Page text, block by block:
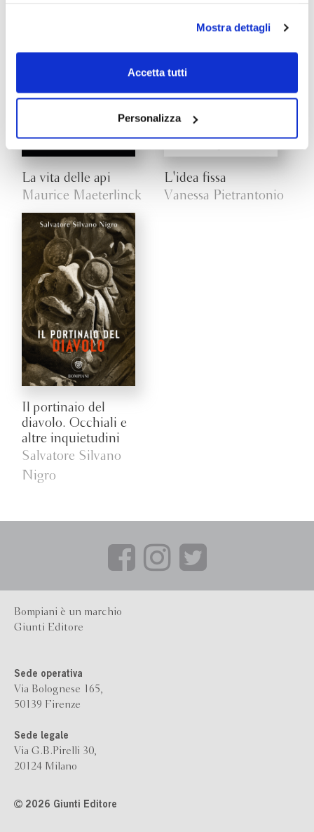
scelte privacy sui cookie, ti invitiamo a prendere visione
dell’informativa cookie.
Chiudendo il banner tramite la “X” prosegui la
dei soli cookie tecnici. Selezionando “Accetta tutti” presti
il tuo consenso alla profilazione che potrai revocare in
ogni momentoRevoca
Mostra dettagli
Accetta tutti
Personalizza
La vita delle api
Maurice Maeterlinck
L'idea fissa
Vanessa Pietrantonio
Il portinaio del
diavolo. Occhiali e
altre inquietudini
Salvatore Silvano
Nigro
Bompiani è un marchio
Giunti Editore
Sede operativa
Via Bolognese 165,
50139 Firenze
Sede legale
Via G.B.Pirelli 30,
20124 Milano
2026 Giunti Editore